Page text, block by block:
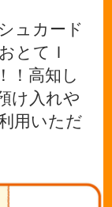
ュカード
とてＩ
！高知し
け入れや
用いただ